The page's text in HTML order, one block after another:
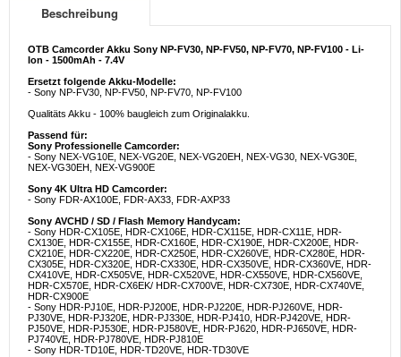
Beschreibung
OTB Camcorder Akku Sony NP-FV30, NP-FV50, NP-FV70, NP-FV100 - Li-
Ion - 1500mAh - 7.4V
Ersetzt folgende Akku-Modelle:
- Sony NP-FV30, NP-FV50, NP-FV70, NP-FV100
Qualitäts Akku - 100% baugleich zum Originalakku.
Passend für:
Sony Professionelle Camcorder:
- Sony NEX-VG10E, NEX-VG20E, NEX-VG20EH, NEX-VG30, NEX-VG30E,
NEX-VG30EH, NEX-VG900E
Sony 4K Ultra HD Camcorder:
- Sony FDR-AX100E, FDR-AX33, FDR-AXP33
Sony AVCHD / SD / Flash Memory Handycam:
- Sony HDR-CX105E, HDR-CX106E, HDR-CX115E, HDR-CX11E, HDR-
CX130E, HDR-CX155E, HDR-CX160E, HDR-CX190E, HDR-CX200E, HDR-
CX210E, HDR-CX220E, HDR-CX250E, HDR-CX260VE, HDR-CX280E, HDR-
CX305E, HDR-CX320E, HDR-CX330E, HDR-CX350VE, HDR-CX360VE, HDR-
CX410VE, HDR-CX505VE, HDR-CX520VE, HDR-CX550VE, HDR-CX560VE,
HDR-CX570E, HDR-CX6EK/ HDR-CX700VE, HDR-CX730E, HDR-CX740VE,
HDR-CX900E
- Sony HDR-PJ10E, HDR-PJ200E, HDR-PJ220E, HDR-PJ260VE, HDR-
PJ30VE, HDR-PJ320E, HDR-PJ330E, HDR-PJ410, HDR-PJ420VE, HDR-
PJ50VE, HDR-PJ530E, HDR-PJ580VE, HDR-PJ620, HDR-PJ650VE, HDR-
PJ740VE, HDR-PJ780VE, HDR-PJ810E
- Sony HDR-TD10E, HDR-TD20VE, HDR-TD30VE